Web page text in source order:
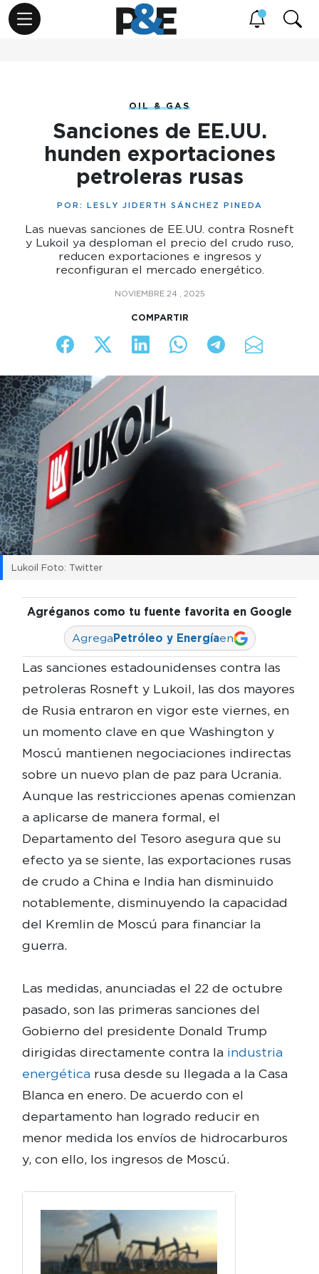
OIL & GAS
Sanciones de EE.UU.
hunden exportaciones
petroleras rusas
POR: LESLY JIDERTH SÁNCHEZ PINEDA
Las nuevas sanciones de EE.UU. contra Rosneft
y Lukoil ya desploman el precio del crudo ruso,
reducen exportaciones e ingresos y
reconfiguran el mercado energético.
NOVIEMBRE 24 , 2025
COMPARTIR
Lukoil Foto: Twitter
Agréganos como tu fuente favorita en Google
AgregaPetróleo y Energíaen
Las sanciones estadounidenses contra las
petroleras Rosneft y Lukoil, las dos mayores
de Rusia entraron en vigor este viernes, en
un momento clave en que Washington y
Moscú mantienen negociaciones indirectas
sobre un nuevo plan de paz para Ucrania.
Aunque las restricciones apenas comienzan
a aplicarse de manera formal, el
Departamento del Tesoro asegura que su
efecto ya se siente, las exportaciones rusas
de crudo a China e India han disminuido
notablemente, disminuyendo la capacidad
del Kremlin de Moscú para financiar la
guerra.
Las medidas, anunciadas el 22 de octubre
pasado, son las primeras sanciones del
Gobierno del presidente Donald Trump
dirigidas directamente contra la industria
energética rusa desde su llegada a la Casa
Blanca en enero. De acuerdo con el
departamento han logrado reducir en
menor medida los envíos de hidrocarburos
y, con ello, los ingresos de Moscú.